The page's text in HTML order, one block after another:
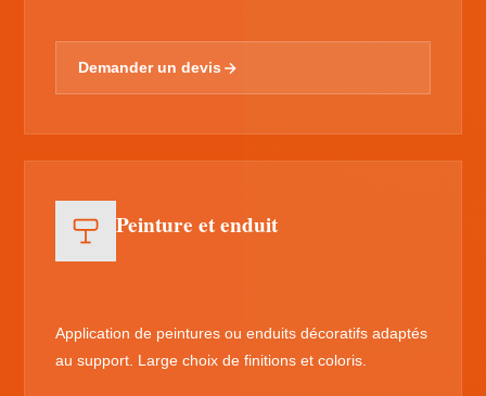
Demander un devis
Peinture et enduit
Application de peintures ou enduits décoratifs adaptés
au support. Large choix de finitions et coloris.